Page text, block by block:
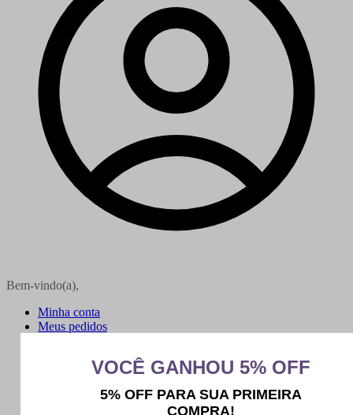
Bem-vindo(a),
Minha conta
Meus pedidos